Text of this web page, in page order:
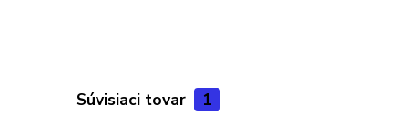
Súvisiaci tovar 1